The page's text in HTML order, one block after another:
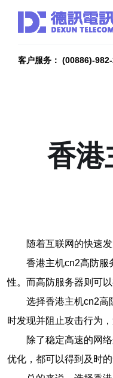
客户服务： (00886)-
香港
随着互联网的快速
香港主机cn2高防服
性。而高防服务器则可
选择香港主机cn2高
时发现并阻止攻击行为
除了稳定高速的网
优化，都可以得到及时的